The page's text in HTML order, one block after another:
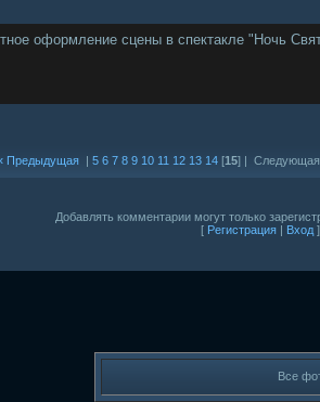
оформление сцены в спектакле "Ночь
Предыдущая| 5 6 7 8 9 10 11 12 13 14[15] |
Добавлять комментарии могут только
[ Регистрация | Вход ]
Все